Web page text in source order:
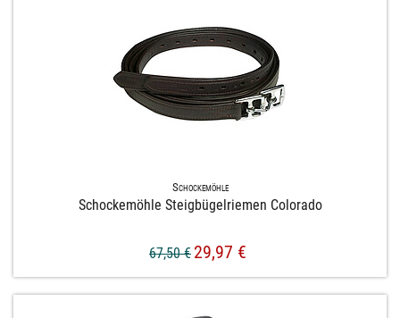
Schockemöhle
Schockemöhle Steigbügelriemen Colorado
67,50 € 29,97 €